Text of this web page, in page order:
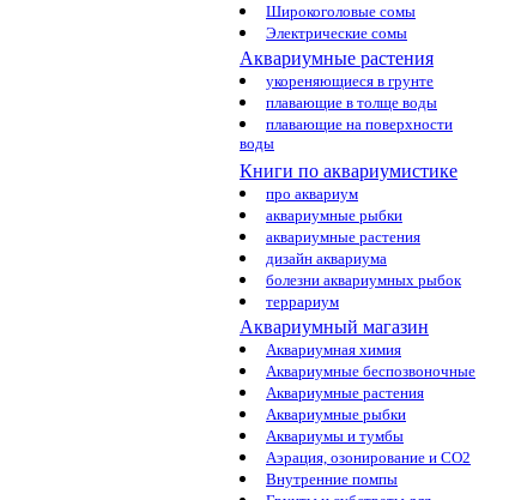
Широкоголовые сомы
Электрические сомы
Аквариумные растения
укореняющиеся в грунте
плавающие в толще воды
плавающие на поверхности
воды
Книги по аквариумистике
про аквариум
аквариумные рыбки
аквариумные растения
дизайн аквариума
болезни аквариумных рыбок
террариум
Аквариумный магазин
Аквариумная химия
Аквариумные беспозвоночные
Аквариумные растения
Аквариумные рыбки
Аквариумы и тумбы
Аэрация, озонирование и CO2
Внутренние помпы